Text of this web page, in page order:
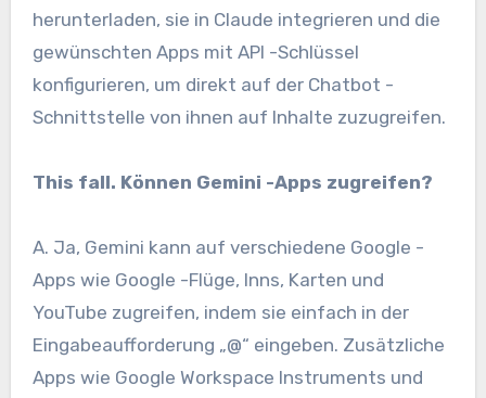
herunterladen, sie in Claude integrieren und die
gewünschten Apps mit API -Schlüssel
konfigurieren, um direkt auf der Chatbot -
Schnittstelle von ihnen auf Inhalte zuzugreifen.
This fall. Können Gemini -Apps zugreifen?
A. Ja, Gemini kann auf verschiedene Google -
Apps wie Google -Flüge, Inns, Karten und
YouTube zugreifen, indem sie einfach in der
Eingabeaufforderung „@“ eingeben. Zusätzliche
Apps wie Google Workspace Instruments und